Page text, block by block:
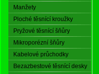
Manžety
Ploché těsnící kroužky
Pryžové těsnící šňůry
Mikroporézní šňůry
Kabelové průchodky
Bezazbestové těsnící desky